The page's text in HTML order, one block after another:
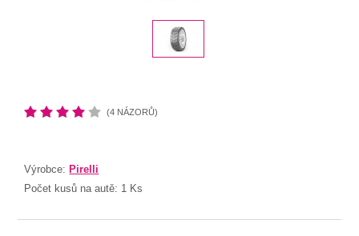
(4 NÁZORŮ)
Výrobce:Pirelli
Počet kusů na autě: 1 Ks